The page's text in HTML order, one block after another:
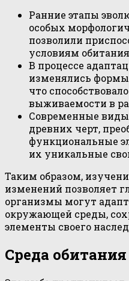
Ранние этапы
особых
позволили
условиям
В процессе
изменялись формы
что
выживаемости в
Современные
древних черт,
функциональные
их уникальные
Таким образом,
изменений позволяет
организмы могут
окружающей среды,
элементы своего
Среда обитания